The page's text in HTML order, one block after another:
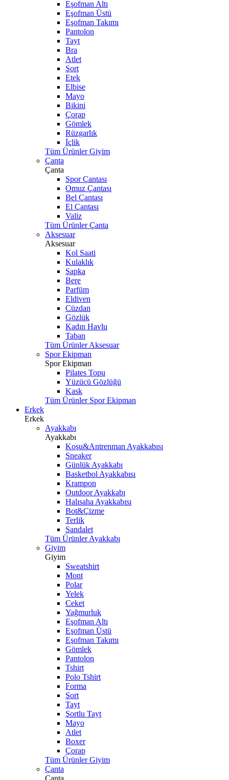
Eşofman Altı
Eşofman Üstü
Eşofman Takımı
Pantolon
Tayt
Bra
Atlet
Şort
Etek
Elbise
Mayo
Bikini
Çorap
Gömlek
Rüzgarlık
İçlik
Tüm Ürünler Giyim
Çanta
Çanta
Spor Çantası
Omuz Çantası
Bel Çantası
El Çantası
Valiz
Tüm Ürünler Çanta
Aksesuar
Aksesuar
Kol Saati
Kulaklık
Şapka
Bere
Parfüm
Eldiven
Cüzdan
Gözlük
Kadın Havlu
Taban
Tüm Ürünler Aksesuar
Spor Ekipman
Spor Ekipman
Pilates Topu
Yüzücü Gözlüğü
Kask
Tüm Ürünler Spor Ekipman
Erkek
Erkek
Ayakkabı
Ayakkabı
Koşu&Antrenman Ayakkabısı
Sneaker
Günlük Ayakkabı
Basketbol Ayakkabısı
Krampon
Outdoor Ayakkabı
Halısaha Ayakkabısı
Bot&Çizme
Terlik
Sandalet
Tüm Ürünler Ayakkabı
Giyim
Giyim
Sweatshirt
Mont
Polar
Yelek
Ceket
Yağmurluk
Eşofman Altı
Eşofman Üstü
Eşofman Takımı
Gömlek
Pantolon
Tshirt
Polo Tshirt
Forma
Şort
Tayt
Şortlu Tayt
Mayo
Atlet
Boxer
Çorap
Tüm Ürünler Giyim
Çanta
Çanta